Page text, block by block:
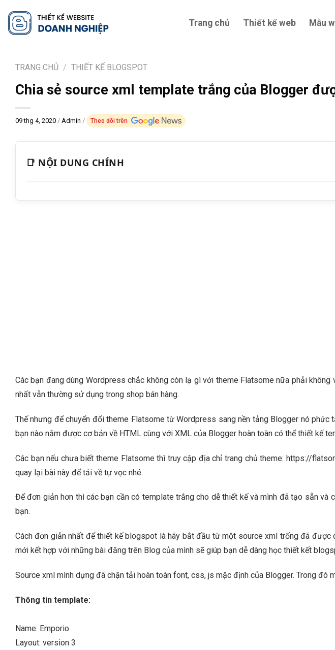
content
Trang chủ Thiết kế web Mẫu
TRANG CHỦ / THIẾT KẾ BLOGSPOT
Chia sẻ source xml template trắng của Blogger
09 thg 4, 2020 / Admin / Theo dõi trên
📑 NỘI DUNG CHÍNH
Các bạn đang dùng Wordpress chắc không còn lạ gì với theme Flatsome nữa phải
nhất vẫn thường sử dụng trong shop bán hàng.
Thế nhưng để chuyển đổi theme Flatsome từ Wordpress sang nền tảng Blogger nó
bạn nào nắm được cơ bản về HTML cùng với XML của Blogger hoàn toàn có thể thiết kế
Các bạn nếu chưa biết theme Flatsome thì truy cập địa chỉ trang chủ theme: https://
quay lại bài này để tải về tự vọc nhé.
Để đơn giản hơn thì các bạn cần có template trắng cho dễ thiết kế và mình đã tạo sẵn
bạn.
Cách đơn giản nhất để thiết kế blogspot là hãy bắt đầu từ một source xml trống đã
mới kết hợp với những bài đăng trên Blog của mình sẽ giúp bạn dễ dàng học thiết kết
Source xml mình dựng đã chặn tải hoàn toàn font, css, js mặc định của Blogger. Trong
Thông tin template:
Name: Emporio
Layout: version 3